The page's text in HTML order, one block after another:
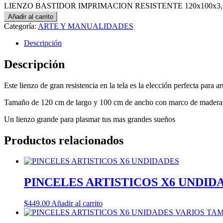
LIENZO BASTIDOR IMPRIMACION RESISTENTE
Añadir al carrito
Categoría: ARTE Y MANUALIDADES
Descripción
Descripción
Este lienzo de gran resistencia en la tela es la elección perfecta para
Tamaño de 120 cm de largo y 100 cm de ancho con marco de
Un lienzo grande para plasmar tus mas grandes sueños
Productos relacionados
PINCELES ARTISTICOS X6
$449.00 Añadir al carrito